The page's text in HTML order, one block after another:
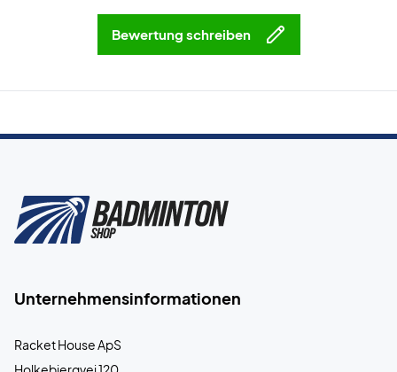
Bewertung schreiben
Unternehmensinformationen
Racket House ApS